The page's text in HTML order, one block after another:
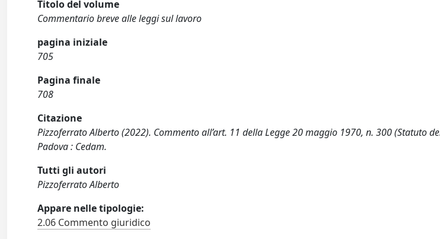
Titolo del volume
Commentario breve alle leggi sul lavoro
pagina iniziale
705
Pagina finale
708
Citazione
Pizzoferrato Alberto (2022). Commento all’art. 11 della Legge 20 maggio 1970, n. 300 (Statuto
Padova : Cedam.
Tutti gli autori
Pizzoferrato Alberto
Appare nelle tipologie:
2.06 Commento giuridico